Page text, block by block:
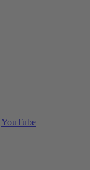
YouTube